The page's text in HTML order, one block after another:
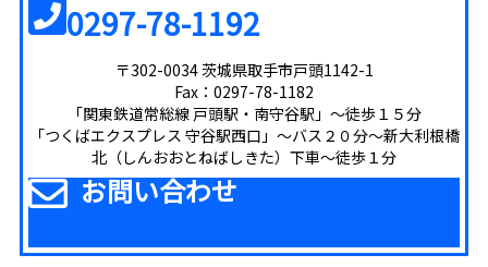
0297-78-1192
〒302-0034 茨城県取手市戸頭1142-1
Fax：0297-78-1182
「関東鉄道常総線 戸頭駅・南守谷駅」～徒歩１５分
「つくばエクスプレス 守谷駅西口」～バス２０分～新大利根橋
北（しんおおとねばしきた）下車～徒歩１分
お問い合わせ